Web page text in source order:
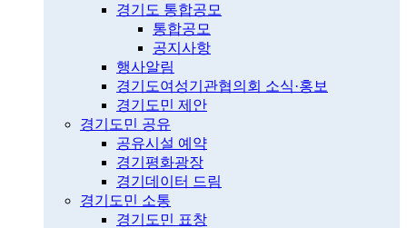
경기도 통합공모
통합공모
공지사항
행사알림
경기도여성기관협의회 소식·홍보
경기도민 제안
경기도민 공유
공유시설 예약
경기평화광장
경기데이터 드림
경기도민 소통
경기도민 표창